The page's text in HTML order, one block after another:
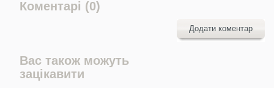
Коментарі (0)
Додати коментар
Вас також можуть
зацікавити